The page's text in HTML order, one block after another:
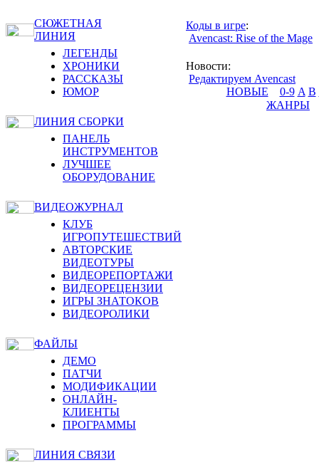
СЮЖЕТНАЯ
ЛИНИЯ
ЛЕГЕНДЫ
ХРОНИКИ
РАССКАЗЫ
ЮМОР
ЛИНИЯ СБОРКИ
ПАНЕЛЬ
ИНСТРУМЕНТОВ
ЛУЧШЕЕ
ОБОРУДОВАНИЕ
ВИДЕОЖУРНАЛ
КЛУБ
ИГРОПУТЕШЕСТВИЙ
АВТОРСКИЕ
ВИДЕОТУРЫ
ВИДЕОРЕПОРТАЖИ
ВИДЕОРЕЦЕНЗИИ
ИГРЫ ЗНАТОКОВ
ВИДЕОРОЛИКИ
ФАЙЛЫ
ДЕМО
ПАТЧИ
МОДИФИКАЦИИ
ОНЛАЙН-
КЛИЕНТЫ
ПРОГРАММЫ
ЛИНИЯ СВЯЗИ
Коды в игре:
Avencast: Rise of the Mage
Новости:
Редактируем Avencast
НОВЫЕ
0-9 A B
ЖАНРЫ